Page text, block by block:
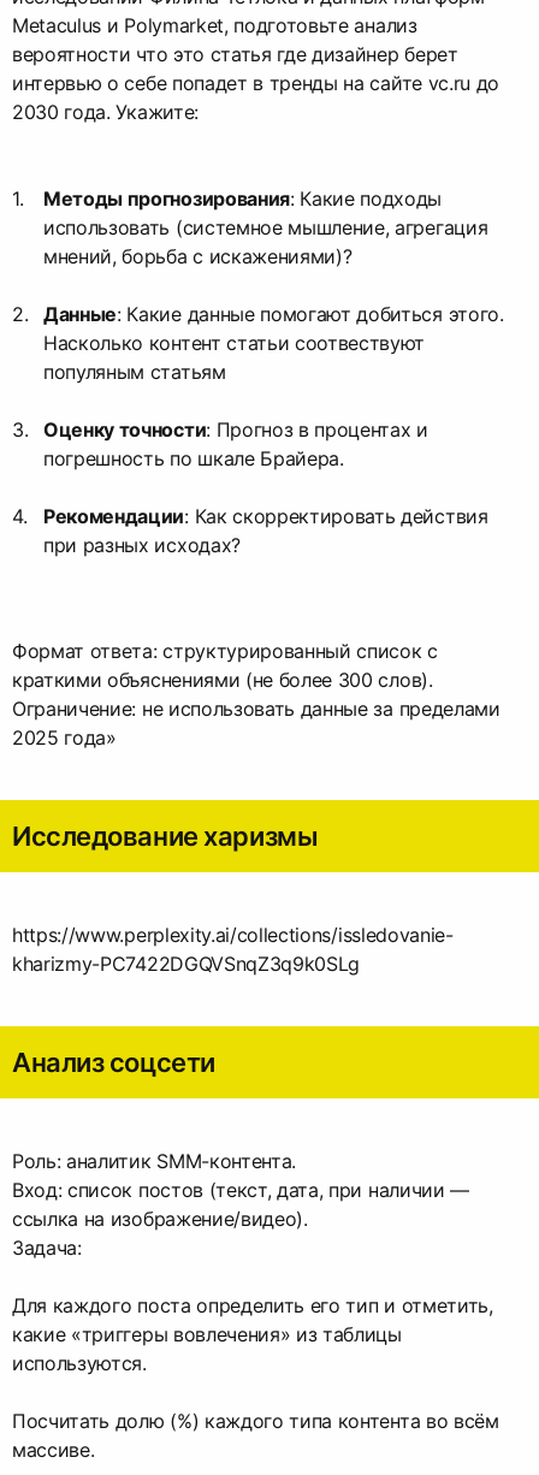
Metaculus и Polymarket, подготовьте анализ
вероятности что это статья где дизайнер берет
интервью о себе попадет в тренды на сайте vc.ru до
2030 года. Укажите:
Методы прогнозирования: Какие подходы
использовать (системное мышление, агрегация
мнений, борьба с искажениями)?
Данные: Какие данные помогают добиться этого.
Насколько контент статьи соотвествуют
популяным статьям
Оценку точности: Прогноз в процентах и
погрешность по шкале Брайера.
Рекомендации: Как скорректировать действия
при разных исходах?
Формат ответа: структурированный список с
краткими объяснениями (не более 300 слов).
Ограничение: не использовать данные за пределами
2025 года»
Исследование харизмы
https://www.perplexity.ai/collections/issledovanie-
kharizmy-PC7422DGQVSnqZ3q9k0SLg
Анализ соцсети
Роль: аналитик SMM-контента.
Вход: список постов (текст, дата, при наличии —
ссылка на изображение/видео).
Задача:
Для каждого поста определить его тип и отметить,
какие «триггеры вовлечения» из таблицы
используются.
Посчитать долю (%) каждого типа контента во всём
массиве.